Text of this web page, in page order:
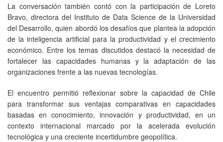
La conversación también contó con la participación de Loreto
Bravo, directora del Instituto de Data Science de la Universidad
del Desarrollo, quien abordó los desafíos que plantea la adopción
de la inteligencia artificial para la productividad y el crecimiento
económico. Entre los temas discutidos destacó la necesidad de
fortalecer las capacidades humanas y la adaptación de las
organizaciones frente a las nuevas tecnologías.
El encuentro permitió reflexionar sobre la capacidad de Chile
para transformar sus ventajas comparativas en capacidades
basadas en conocimiento, innovación y productividad, en un
contexto internacional marcado por la acelerada evolución
tecnológica y una creciente incertidumbre geopolítica.